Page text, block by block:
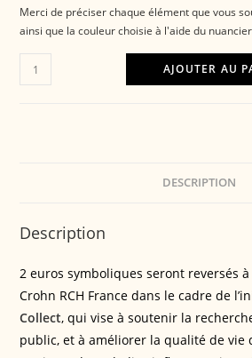
Merci de préciser chaque élément que vous
ainsi que la couleur choisie à l'aide du nuancier
AJOUTER AU
DESCRIPTION
Description
2 euros symboliques seront reversés à
Crohn RCH France dans le cadre de
Collect, qui vise à soutenir la
public, et à améliorer la qualité de vie